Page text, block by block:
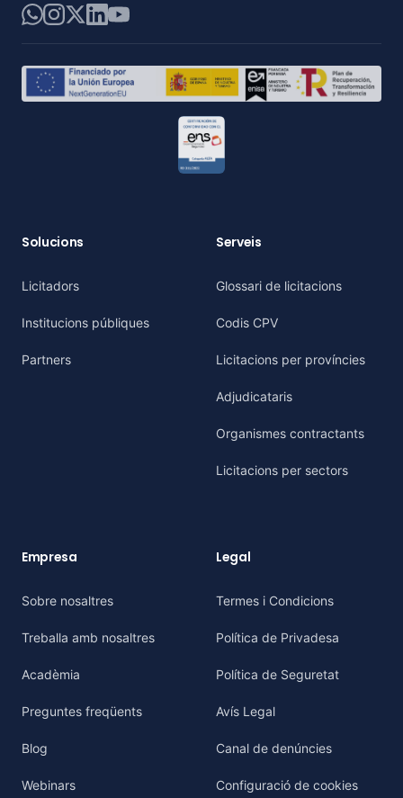
WhatsApp
Instagram
X LinkedIn
YouTube
Solucions
Licitadors
Institucions públiques
Partners
Serveis
Glossari de licitacions
Codis CPV
Licitacions per províncies
Adjudicataris
Organismes contractants
Licitacions per sectors
Empresa
Sobre nosaltres
Treballa amb nosaltres
Acadèmia
Preguntes freqüents
Blog
Webinars
Legal
Termes i Condicions
Política de Privadesa
Política de Seguretat
Avís Legal
Canal de denúncies
Configuració de cookies